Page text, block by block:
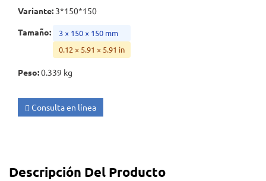
Variante: 3*150*150
Tamaño:
3 × 150 × 150 mm
0.12 × 5.91 × 5.91 in
Peso:0.339 kg
Consulta en línea
Descripción Del Producto